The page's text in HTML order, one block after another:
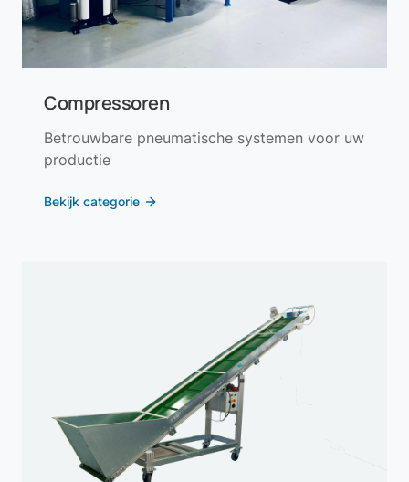
Compressoren
Betrouwbare pneumatische systemen voor uw
productie
Bekijk categorie